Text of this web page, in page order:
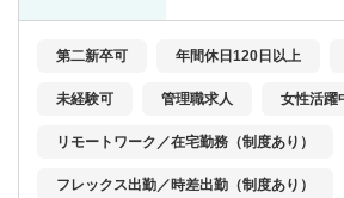
第二新卒可 年間休日120日以上
未経験可 管理職求人 女性活躍
リモートワーク／在宅勤務（制度あり）
フレックス出勤／時差出勤（制度あり）